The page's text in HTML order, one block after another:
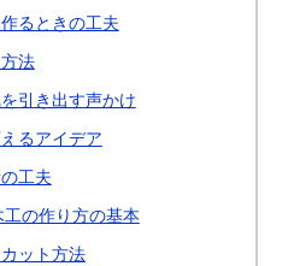
るときの工夫
法
引き出す声かけ
るアイデア
工夫
の作り方の基本
ット方法